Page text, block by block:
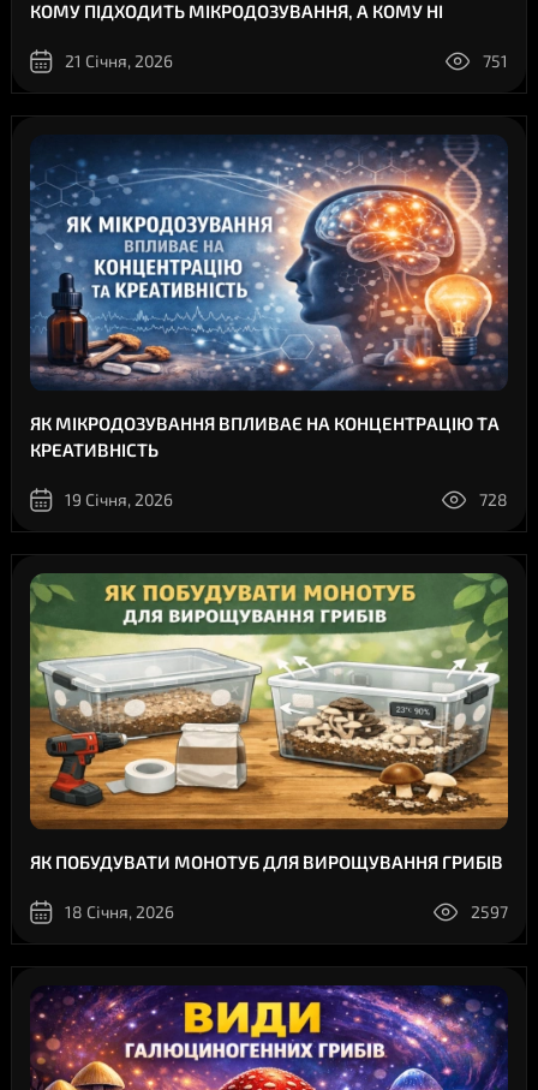
КОМУ ПІДХОДИТЬ МІКРОДОЗУВАННЯ, А КОМУ НІ
21 Січня, 2026 751
ЯК МІКРОДОЗУВАННЯ ВПЛИВАЄ НА КОНЦЕНТРАЦІЮ ТА
КРЕАТИВНІСТЬ
19 Січня, 2026 728
ЯК ПОБУДУВАТИ МОНОТУБ ДЛЯ ВИРОЩУВАННЯ ГРИБІВ
18 Січня, 2026 2597